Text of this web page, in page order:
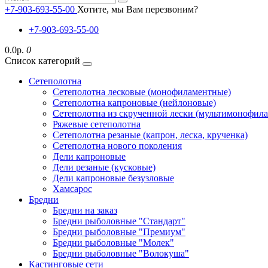
+7-903-693-55-00 Хотите, мы Вам перезвоним?
+7-903-693-55-00
0.0р. 0
Список категорий
Сетеполотна
Сетеполотна лесковые (монофиламентные)
Сетеполотна капроновые (нейлоновые)
Сетеполотна из скрученной лески
Ряжевые сетеполотна
Сетеполотна резаные (капрон, леска, крученка)
Сетеполотна нового поколения
Дели капроновые
Дели резаные (кусковые)
Дели капроновые безузловые
Хамсарос
Бредни
Бредни на заказ
Бредни рыболовные "Стандарт"
Бредни рыболовные "Премиум"
Бредни рыболовные "Молек"
Бредни рыболовные "Волокуша"
Кастинговые сети